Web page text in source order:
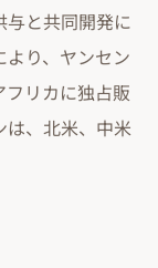
与と共同開発に
り、ヤンセン
リカに独占販
は、北米、中米